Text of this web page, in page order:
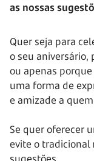
as nossas
Quer seja para
o seu
ou apenas
uma forma de
e amizade a
Se quer oferecer
evite o tradicional